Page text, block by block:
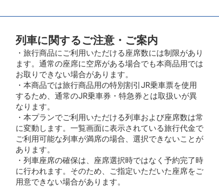
列車に関するご注意・ご案内
・旅行商品にご利用いただける座席数には制限があり
ます。通常の座席に空席がある場合でも本商品用では
お取りできない場合があります。
・本商品では旅行商品用の特別割引JR乗車票を使用
するため、通常のJR乗車券・特急券とは取扱いが異
なります。
・本プランでご利用いただける列車および座席数は常
に変動します。一覧画面に表示されている旅行代金で
ご利用可能な列車が満席の場合、選択できないことが
あります。
・列車座席の確保は、座席選択時ではなく予約完了時
に行われます。そのため、ご指定いただいた座席をご
用意できない場合があります。